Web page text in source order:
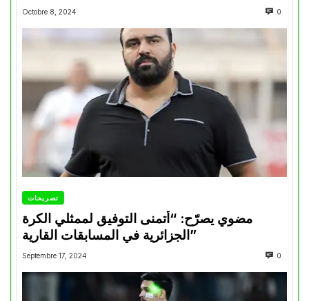
Octobre 8, 2024 0
تصريحات
مضوي يصرّح: “أتمنى التوفيق لممثلي الكرة
الجزائرية في المسابقات القارية”
Septembre 17, 2024 0